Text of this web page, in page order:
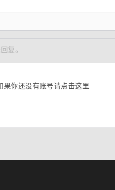
复。
果你还没有账号请点击这里